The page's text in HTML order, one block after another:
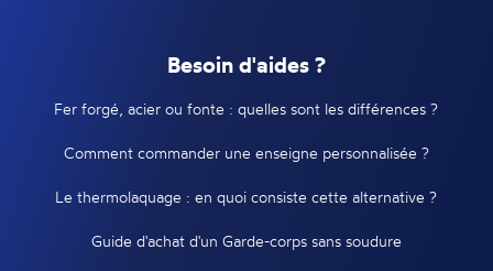
Besoin d'aides ?
Fer forgé, acier ou fonte : quelles sont les différences ?
Comment commander une enseigne personnalisée ?
Le thermolaquage : en quoi consiste cette alternative ?
Guide d'achat d'un Garde-corps sans soudure